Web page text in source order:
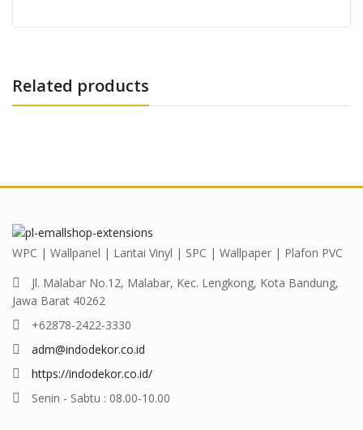
Related products
WPC | Wallpanel | Lantai Vinyl | SPC | Wallpaper | Plafon PVC
Jl. Malabar No.12, Malabar, Kec. Lengkong, Kota Bandung,
Jawa Barat 40262
+62878-2422-3330
adm@indodekor.co.id
https://indodekor.co.id/
Senin - Sabtu : 08.00-10.00